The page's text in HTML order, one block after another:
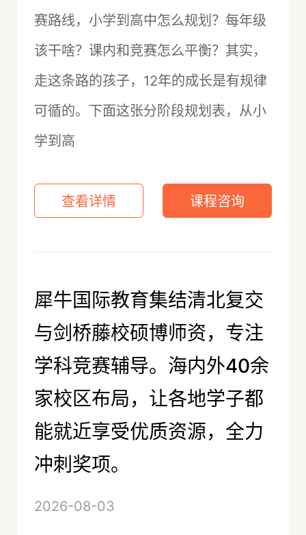
赛路线，小学到高中怎么规划？每年级
该干啥？课内和竞赛怎么平衡？其实，
走这条路的孩子，12年的成长是有规律
可循的。下面这张分阶段规划表，从小
学到高
查看详情 课程咨询
犀牛国际教育集结清北复交
与剑桥藤校硕博师资，专注
学科竞赛辅导。海内外40余
家校区布局，让各地学子都
能就近享受优质资源，全力
冲刺奖项。
2026-08-03